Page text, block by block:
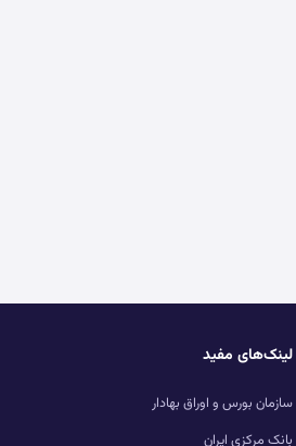
لینک‌های مفید
سازمان بورس و اوراق بهادار
بانک مرکزی ایران